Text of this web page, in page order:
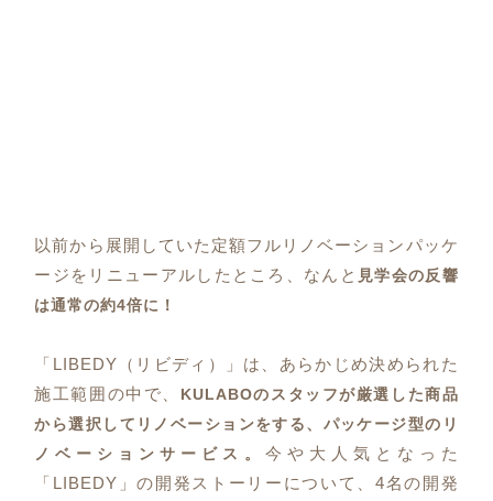
以前から展開していた定額フルリノベーションパッケ
ージをリニューアルしたところ、なんと 見学会の反響
は通常の約4倍に！
「LIBEDY（リビディ）」は、あらかじめ決められた
施工範囲の中で、
KULABOのスタッフが厳選した商品
から選択してリノベーションをする、パッケージ型のリ
ノベーションサービス。 今や大人気となった
「LIBEDY」の開発ストーリーについて、4名の開発